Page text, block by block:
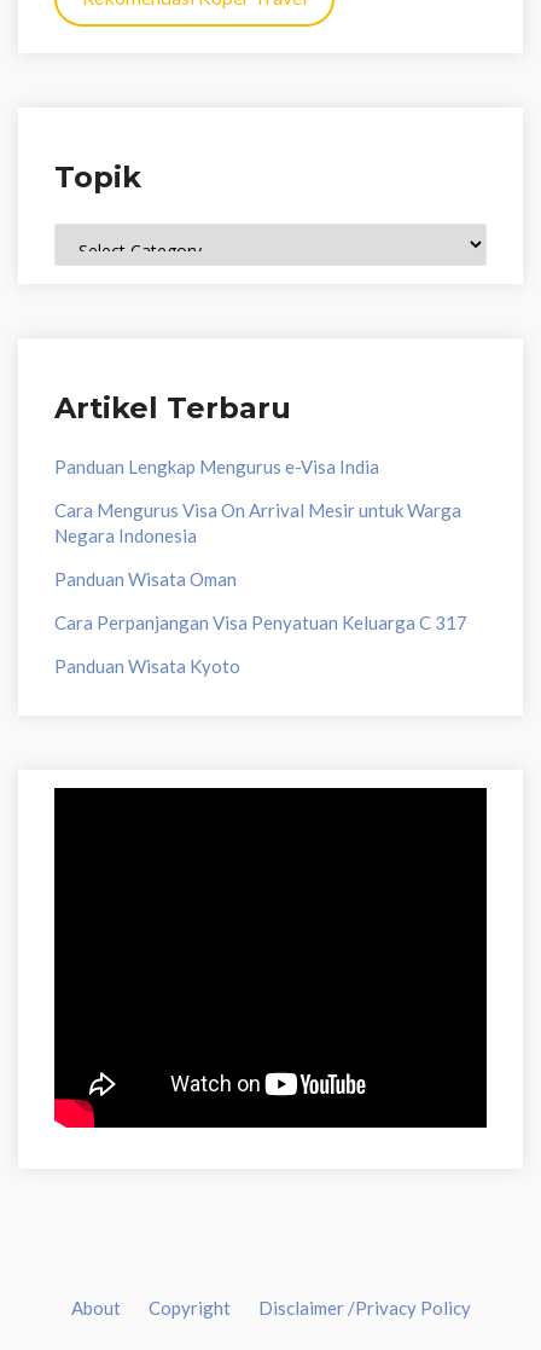
Topik
Artikel Terbaru
Panduan Lengkap Mengurus e-Visa India
Cara Mengurus Visa On Arrival Mesir untuk Warga
Negara Indonesia
Panduan Wisata Oman
Cara Perpanjangan Visa Penyatuan Keluarga C 317
Panduan Wisata Kyoto
About Copyright Disclaimer /Privacy Policy